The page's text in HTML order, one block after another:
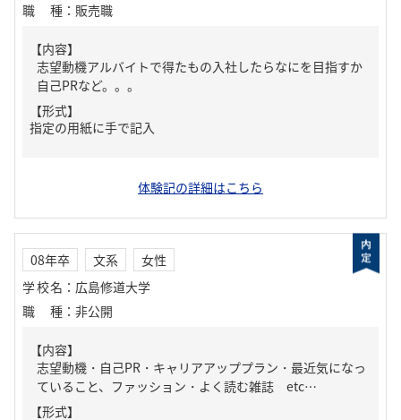
職種 ： 販売職
【内容】
志望動機アルバイトで得たもの入社したらなにを目指すか
自己PRなど。。。
【形式】
指定の用紙に手で記入
体験記の詳細はこちら
08年卒 文系
女性
学校名 ： 広島修道大学
職種 ： 非公開
【内容】
志望動機・自己PR・キャリアアッププラン・最近気になっ
ていること、ファッション・よく読む雑誌 etc…
【形式】